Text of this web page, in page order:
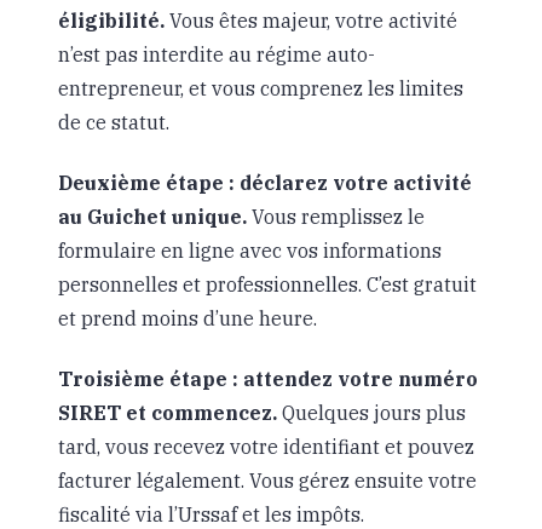
éligibilité. Vous êtes majeur, votre activité
n’est pas interdite au régime auto-
entrepreneur, et vous comprenez les limites
de ce statut.
Deuxième étape : déclarez votre activité
au Guichet unique. Vous remplissez le
formulaire en ligne avec vos informations
personnelles et professionnelles. C’est gratuit
et prend moins d’une heure.
Troisième étape : attendez votre numéro
SIRET et commencez. Quelques jours plus
tard, vous recevez votre identifiant et pouvez
facturer légalement. Vous gérez ensuite votre
fiscalité via l’Urssaf et les impôts.